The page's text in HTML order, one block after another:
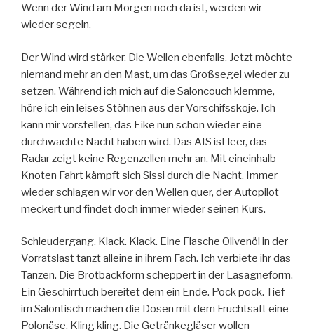
Wenn der Wind am Morgen noch da ist, werden wir
wieder segeln.
Der Wind wird stärker. Die Wellen ebenfalls. Jetzt möchte
niemand mehr an den Mast, um das Großsegel wieder zu
setzen. Während ich mich auf die Saloncouch klemme,
höre ich ein leises Stöhnen aus der Vorschifsskoje. Ich
kann mir vorstellen, das Eike nun schon wieder eine
durchwachte Nacht haben wird. Das AIS ist leer, das
Radar zeigt keine Regenzellen mehr an. Mit eineinhalb
Knoten Fahrt kämpft sich Sissi durch die Nacht. Immer
wieder schlagen wir vor den Wellen quer, der Autopilot
meckert und findet doch immer wieder seinen Kurs.
Schleudergang. Klack. Klack. Eine Flasche Olivenöl in der
Vorratslast tanzt alleine in ihrem Fach. Ich verbiete ihr das
Tanzen. Die Brotbackform scheppert in der Lasagneform.
Ein Geschirrtuch bereitet dem ein Ende. Pock pock. Tief
im Salontisch machen die Dosen mit dem Fruchtsaft eine
Polonäse. Kling kling. Die Getränkegläser wollen